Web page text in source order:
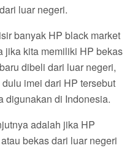
luar negeri.
banyak HP black market
jika kita memiliki HP bekas
dibeli dari luar negeri,
imei dari HP tersebut
digunakan di Indonesia.
adalah jika HP
bekas dari luar negeri